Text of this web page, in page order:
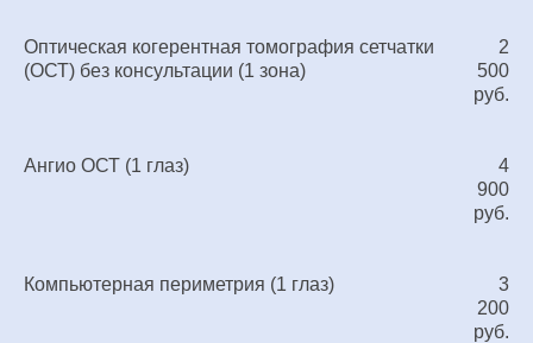
Оптическая когерентная томография сетчатки
(ОСТ) без консультации (1 зона)
2
500
руб.
Ангио ОСТ (1 глаз)
4
900
руб.
Компьютерная периметрия (1 глаз)
3
200
руб.